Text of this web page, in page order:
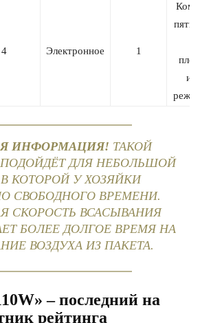
4 Электронное 1
ИНФОРМАЦИЯ! ТАКОЙ
ДЛЯ НЕБОЛЬШОЙ
КОТОРОЙ У ХОЗЯЙКИ
СВОБОДНОГО ВРЕМЕНИ.
СКОРОСТЬ ВСАСЫВАНИЯ
БОЛЕЕ ДОЛГОЕ ВРЕМЯ НА
ВОЗДУХА ИЗ ПАКЕТА.
– последний на
рейтинга